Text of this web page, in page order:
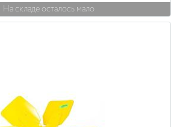
На складе осталось мало